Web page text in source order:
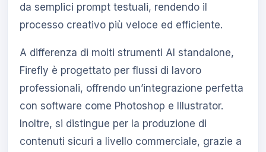
da semplici prompt testuali, rendendo il
processo creativo più veloce ed efficiente.
A differenza di molti strumenti AI standalone,
Firefly è progettato per flussi di lavoro
professionali, offrendo un’integrazione perfetta
con software come Photoshop e Illustrator.
Inoltre, si distingue per la produzione di
contenuti sicuri a livello commerciale, grazie a